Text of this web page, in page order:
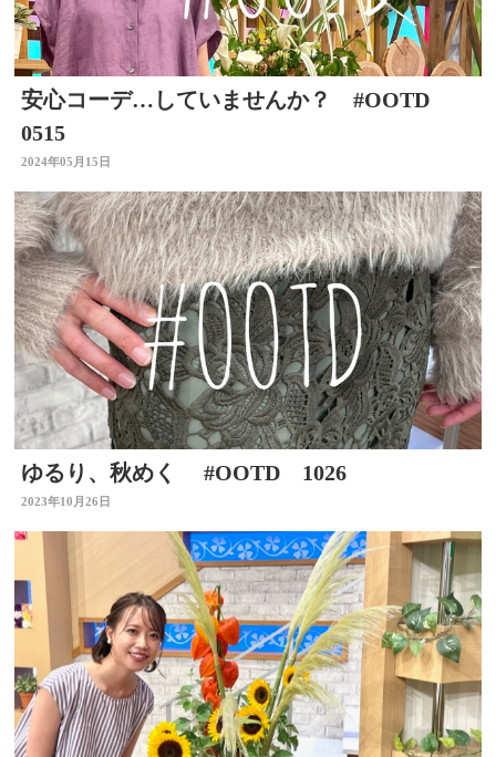
安心コーデ…していませんか？ #OOTD
0515
2024年05月15日
ゆるり、秋めく #OOTD 1026
2023年10月26日